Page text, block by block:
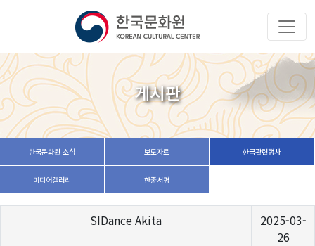
게시판
한국문화원 소식 보도자료 한국관련행사
미디어갤러리 한줄서평
SIDance Akita
2025-03-
26